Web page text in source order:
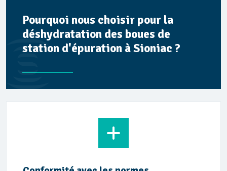
Pourquoi nous choisir pour la
déshydratation des boues de
station d'épuration à Sioniac ?